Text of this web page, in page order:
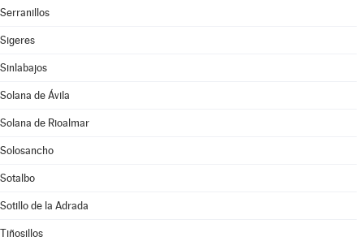
Serranillos
Sigeres
Sinlabajos
Solana de Ávila
Solana de Rioalmar
Solosancho
Sotalbo
Sotillo de la Adrada
Tiñosillos